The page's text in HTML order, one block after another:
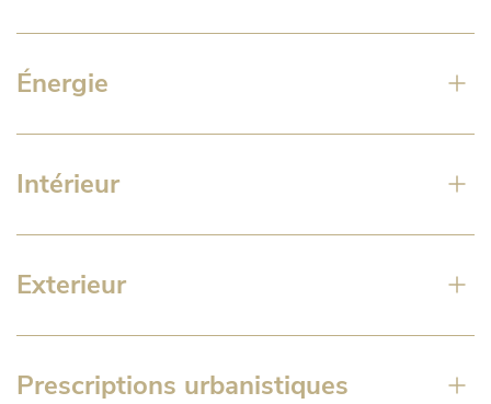
Énergie
Intérieur
Exterieur
Prescriptions urbanistiques